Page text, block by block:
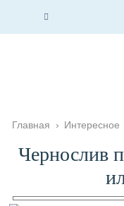
Главная › Интересное
Чернослив